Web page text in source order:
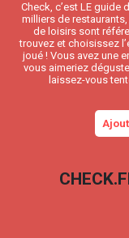
Check, c’est LE guide
milliers de
de loisirs sont
trouvez et choisissez
joué ! Vous avez une
vous aimeriez
laissez-vous